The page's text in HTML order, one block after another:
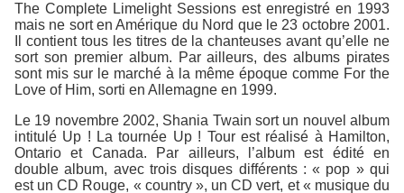
The Complete Limelight Sessions est enregistré en 1993
mais ne sort en Amérique du Nord que le 23 octobre 2001.
Il contient tous les titres de la chanteuses avant qu’elle ne
sort son premier album. Par ailleurs, des albums pirates
sont mis sur le marché à la même époque comme For the
Love of Him, sorti en Allemagne en 1999.
Le 19 novembre 2002, Shania Twain sort un nouvel album
intitulé Up ! La tournée Up ! Tour est réalisé à Hamilton,
Ontario et Canada. Par ailleurs, l’album est édité en
double album, avec trois disques différents : « pop » qui
est un CD Rouge, « country », un CD vert, et « musique du